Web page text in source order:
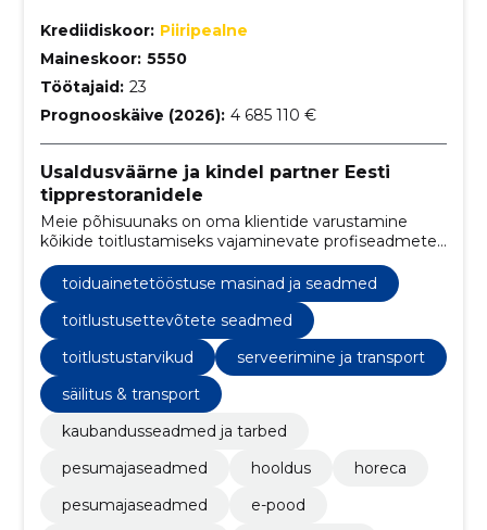
Krediidiskoor: Piiripealne
Maineskoor: 5550
Töötajaid: 23
Prognooskäive (2026): 4 685 110 €
Usaldusväärne ja kindel partner Eesti
tipprestoranidele
Meie põhisuunaks on oma klientide varustamine
kõikide toitlustamiseks vajaminevate profiseadmete
ja väikevahenditega.
toiduainetetööstuse masinad ja seadmed
toitlustusettevõtete seadmed
toitlustustarvikud
serveerimine ja transport
säilitus & transport
kaubandusseadmed ja tarbed
pesumajaseadmed
hooldus
horeca
pesumajaseadmed
e-pood